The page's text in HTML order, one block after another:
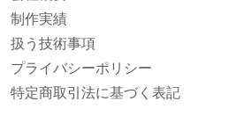
制作実績
扱う技術事項
プライバシーポリシー
特定商取引法に基づく表記